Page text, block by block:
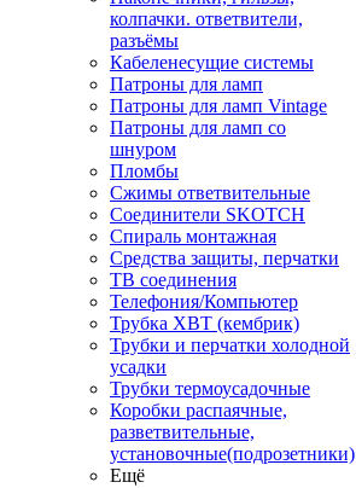
колпачки. ответвители,
разъёмы
Кабеленесущие системы
Патроны для ламп
Патроны для ламп Vintage
Патроны для ламп со
шнуром
Пломбы
Сжимы ответвительные
Соединители SKOTCH
Спираль монтажная
Средства защиты, перчатки
ТВ соединения
Телефония/Компьютер
Трубка ХВТ (кембрик)
Трубки и перчатки холодной
усадки
Трубки термоусадочные
Коробки распаячные,
разветвительные,
установочные(подрозетники)
Ещё